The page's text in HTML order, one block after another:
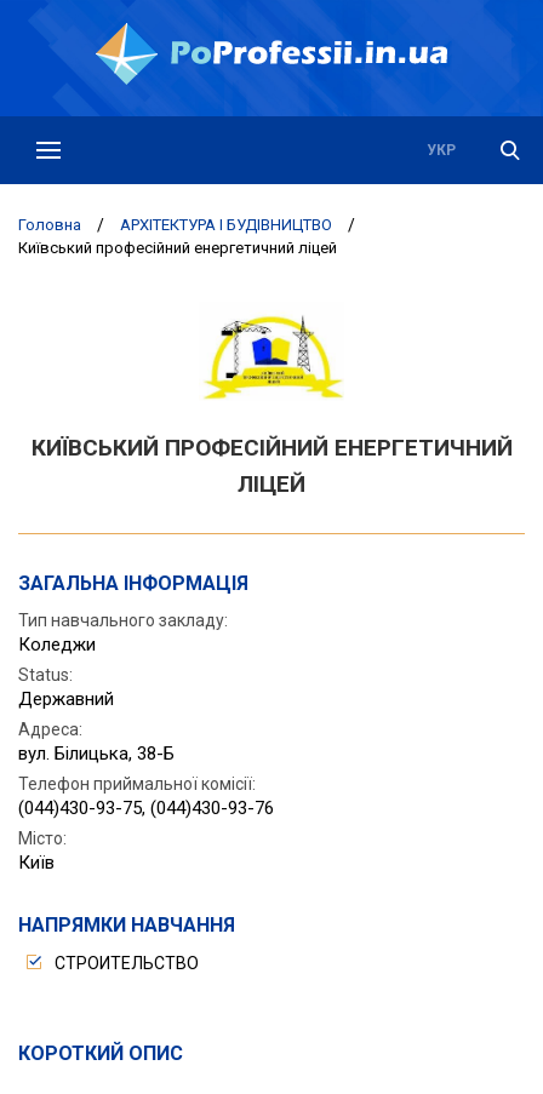
РУС
УКР
Головна / АРХІТЕКТУРА І БУДІВНИЦТВО /
Київський професійний енергетичний ліцей
КИЇВСЬКИЙ ПРОФЕСІЙНИЙ ЕНЕРГЕТИЧНИЙ
ЛІЦЕЙ
ЗАГАЛЬНА ІНФОРМАЦІЯ
Тип навчального закладу:
Коледжи
Status:
Державний
Адреса:
вул. Білицька, 38-Б
Телефон приймальної комісії:
(044)430-93-75, (044)430-93-76
Місто:
Київ
НАПРЯМКИ НАВЧАННЯ
СТРОИТЕЛЬСТВО
КОРОТКИЙ ОПИС